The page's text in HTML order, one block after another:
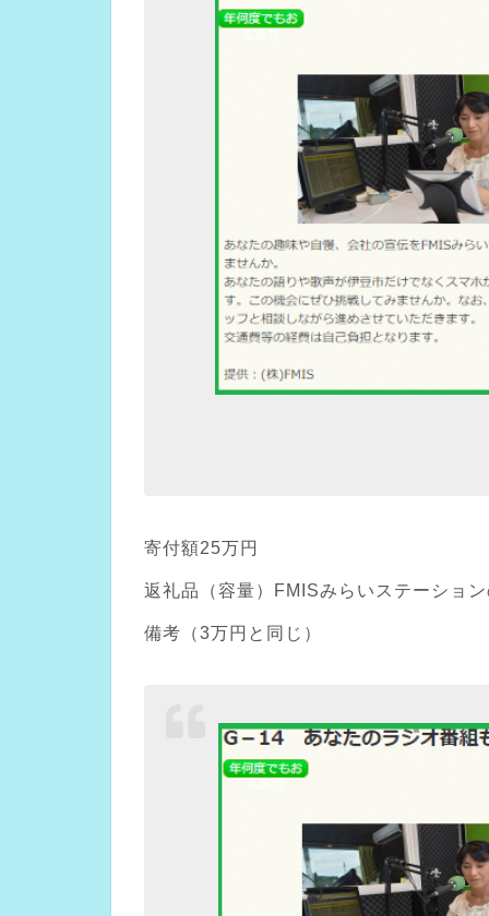
寄付額25万円
返礼品（容量）FMISみらいステーショ
備考（3万円と同じ）